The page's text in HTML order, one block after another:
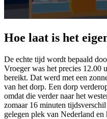
Hoe laat is het
De echte tijd wordt bepaald
Vroeger was het precies 12.00
bereikt. Dat werd met een
van het dorp. Een dorp
omdat die verder naar het
zomaar 16 minuten
gelegen plek van Nederland